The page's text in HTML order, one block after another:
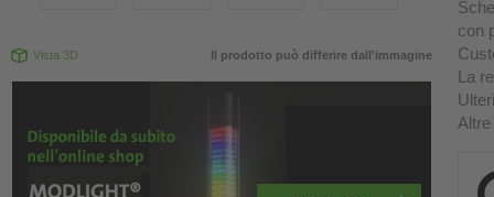
Vista 3D Il prodotto può differire dall'immagine
con
La